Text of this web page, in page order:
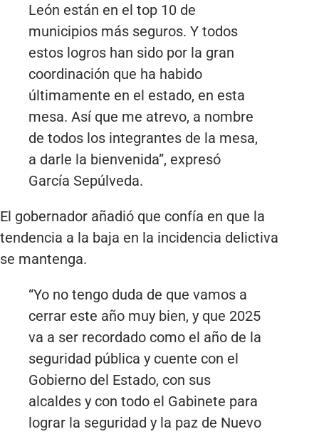
León están en el top 10 de
municipios más seguros. Y todos
estos logros han sido por la gran
coordinación que ha habido
últimamente en el estado, en esta
mesa. Así que me atrevo, a nombre
de todos los integrantes de la mesa,
a darle la bienvenida”, expresó
García Sepúlveda.
El gobernador añadió que confía en que la
tendencia a la baja en la incidencia delictiva
se mantenga.
“Yo no tengo duda de que vamos a
cerrar este año muy bien, y que 2025
va a ser recordado como el año de la
seguridad pública y cuente con el
Gobierno del Estado, con sus
alcaldes y con todo el Gabinete para
lograr la seguridad y la paz de Nuevo